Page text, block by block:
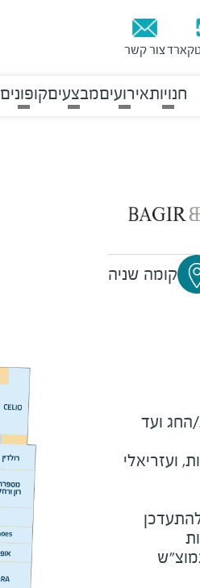
צור קשר
חנויותאירועיםמבצעיםקופונים
קומה שניה
ועזריאלי